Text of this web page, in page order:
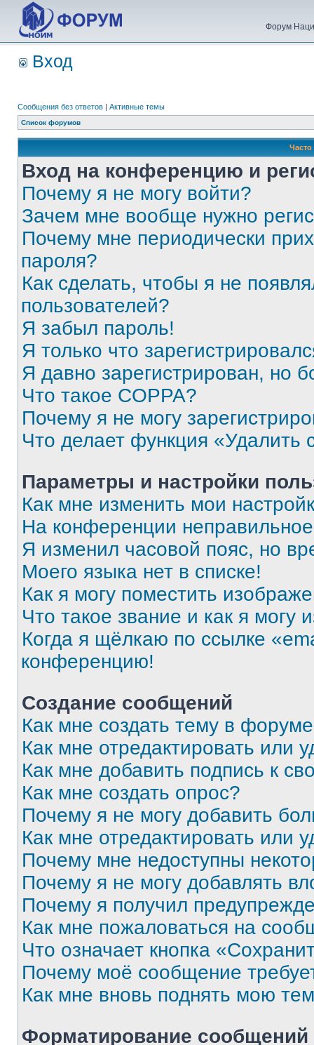
Форум
Вход
Сообщения без ответов | Активные темы
Список форумов
Вход на конференцию и
Почему я не могу войти?
Зачем мне вообще нужно
Почему мне периодически
пароля?
Как сделать, чтобы я не
пользователей?
Я забыл пароль!
Я только что
Я давно зарегистрирован, но
Что такое COPPA?
Почему я не могу
Что делает функция «Удалить
Параметры и настройки
Как мне изменить мои
На конференции
Я изменил часовой пояс, но
Моего языка нет в списке!
Как я могу поместить
Что такое звание и как я могу
Когда я щёлкаю по ссылке
конференцию!
Создание сообщений
Как мне создать тему в
Как мне отредактировать или
Как мне добавить подпись к
Как мне создать опрос?
Почему я не могу добавить
Как мне отредактировать или
Почему мне недоступны
Почему я не могу добавлять
Почему я получил
Как мне пожаловаться на
Что означает кнопка
Почему моё сообщение
Как мне вновь поднять мою
Форматирование